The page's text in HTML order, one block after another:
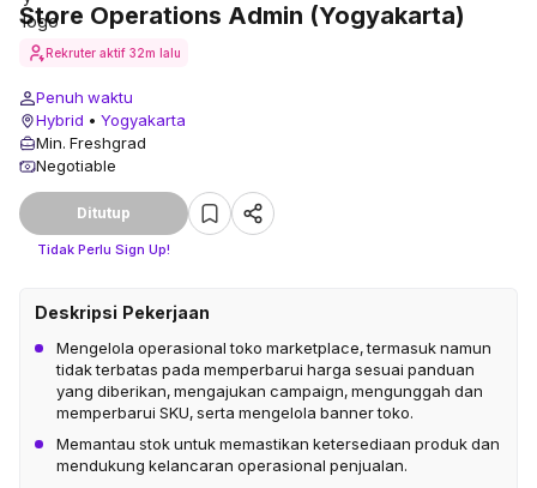
Store Operations Admin (Yogyakarta)
Rekruter aktif 32m lalu
Penuh waktu
Hybrid • Yogyakarta
Min. Freshgrad
Negotiable
Ditutup
Tidak Perlu Sign Up!
Deskripsi Pekerjaan
Mengelola operasional toko marketplace, termasuk namun
tidak terbatas pada memperbarui harga sesuai panduan
yang diberikan, mengajukan campaign, mengunggah dan
memperbarui SKU, serta mengelola banner toko.
Memantau stok untuk memastikan ketersediaan produk dan
mendukung kelancaran operasional penjualan.